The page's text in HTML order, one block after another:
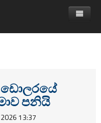
පනියි
13:37